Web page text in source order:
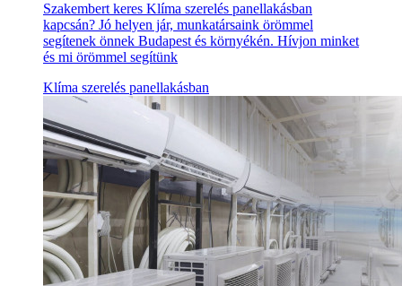
Szakembert keres Klíma szerelés panellakásban
kapcsán? Jó helyen jár, munkatársaink örömmel
segítenek önnek Budapest és környékén. Hívjon minket
és mi örömmel segítünk
Klíma szerelés panellakásban